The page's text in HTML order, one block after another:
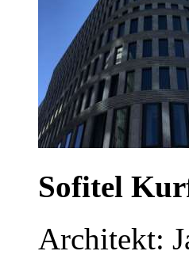
Sofitel
Architekt: